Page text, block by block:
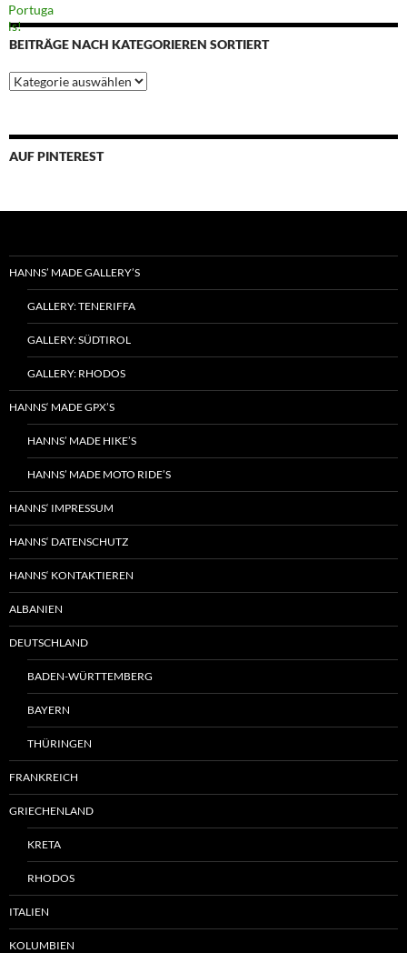
BEITRÄGE NACH KATEGORIEREN SORTIERT
Beiträge
nach
AUF PINTEREST
HANNS’ MADE GALLERY’S
GALLERY: TENERIFFA
GALLERY: SÜDTIROL
GALLERY: RHODOS
HANNS‘ MADE GPX’S
HANNS’ MADE HIKE’S
HANNS’ MADE MOTO RIDE’S
HANNS‘ IMPRESSUM
HANNS‘ DATENSCHUTZ
HANNS‘ KONTAKTIEREN
ALBANIEN
DEUTSCHLAND
BADEN-WÜRTTEMBERG
BAYERN
THÜRINGEN
FRANKREICH
GRIECHENLAND
KRETA
RHODOS
ITALIEN
KOLUMBIEN